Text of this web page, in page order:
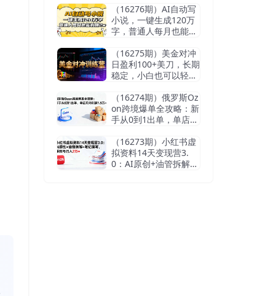
收8w
（16276期）AI自动写
小说，一键生成120万
字，普通人每月也能躺
（16275期）美金对冲
日盈利100+美刀，长期
稳定，小白也可以轻松
（16274期）俄罗斯Oz
on跨境爆单全攻略：新
手从0到1出单，单店月
（16273期）小红书虚
拟资料14天变现营3.
0：AI原创+油管拆解